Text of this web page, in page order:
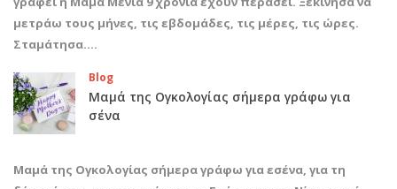
μετράω τους μήνες, τις εβδομάδες, τις μέρες, τις ώρες.
Σταμάτησα.…
Blog
Μαμά της Ογκολογίας σήμερα γράφω για
σένα
Μαμά της Ογκολογίας σήμερα γράφω για εσένα, για τη